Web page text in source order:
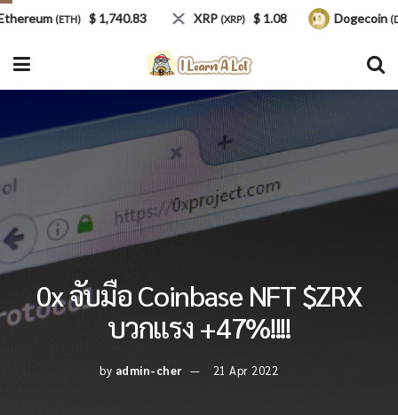
0x จับมือ Coinbase NFT $ZRX
บวกแรง +47%!!!!
by admin-cher 21 Apr 2022
(ETH) $ 1,740.83 XRP(XRP) $ 1.08 Dogecoin